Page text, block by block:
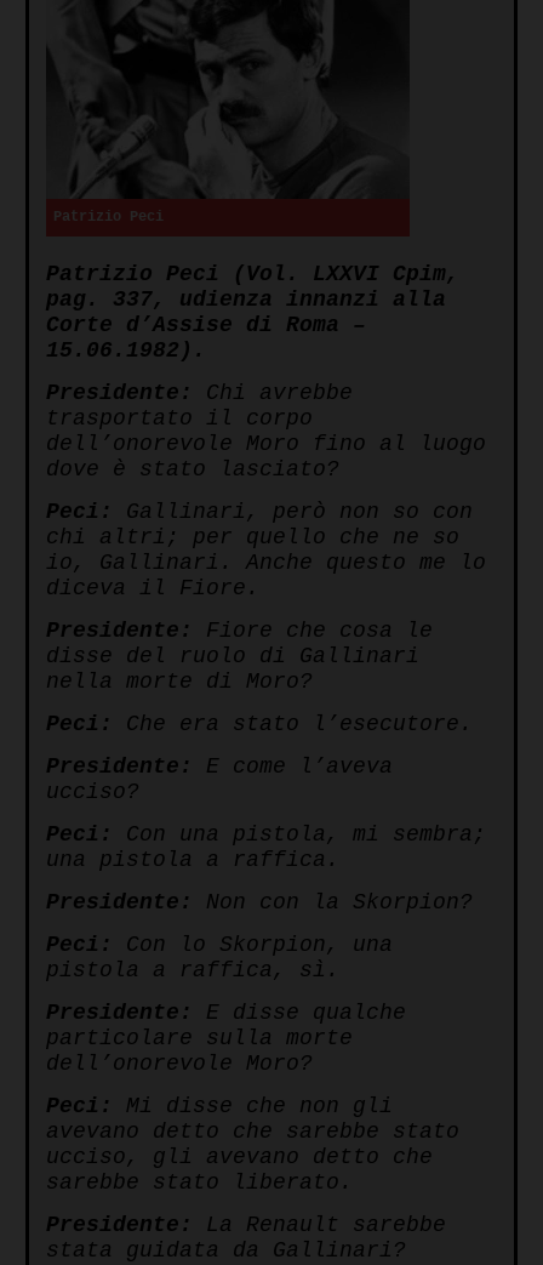
Patrizio Peci
Patrizio Peci (Vol. LXXVI Cpim,
pag. 337, udienza innanzi alla
Corte d’Assise di Roma –
15.06.1982).
Presidente:
Chi avrebbe
trasportato il corpo
dell’onorevole Moro fino al luogo
dove è stato lasciato?
Peci:
Gallinari, però non so con
chi altri; per quello che ne so
io, Gallinari. Anche questo me lo
diceva il Fiore.
Presidente:
Fiore che cosa le
disse del ruolo di Gallinari
nella morte di Moro?
Peci:
Che era stato l’esecutore.
Presidente:
E come l’aveva
ucciso?
Peci:
Con una pistola, mi sembra;
una pistola a raffica.
Presidente:
Non con la Skorpion?
Peci:
Con lo Skorpion, una
pistola a raffica, sì.
Presidente:
E disse qualche
particolare sulla morte
dell’onorevole Moro?
Peci:
Mi disse che non gli
avevano detto che sarebbe stato
ucciso, gli avevano detto che
sarebbe stato liberato.
Presidente:
La Renault sarebbe
stata guidata da Gallinari?